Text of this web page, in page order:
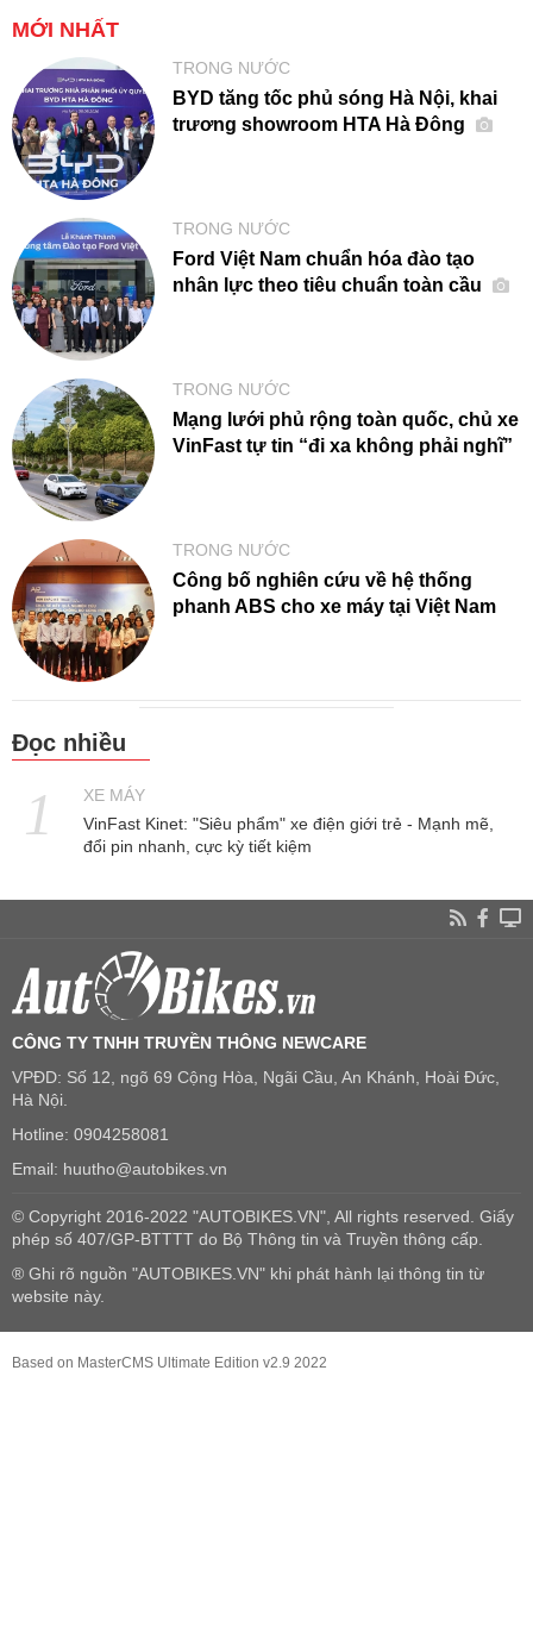
MỚI NHẤT
TRONG NƯỚC
BYD tăng tốc phủ sóng Hà Nội, khai
trương showroom HTA Hà Đông
TRONG NƯỚC
Ford Việt Nam chuẩn hóa đào tạo
nhân lực theo tiêu chuẩn toàn cầu
TRONG NƯỚC
Mạng lưới phủ rộng toàn quốc, chủ xe
VinFast tự tin “đi xa không phải nghĩ”
TRONG NƯỚC
Công bố nghiên cứu về hệ thống
phanh ABS cho xe máy tại Việt Nam
Đọc nhiều
XE MÁY
VinFast Kinet: "Siêu phẩm" xe điện giới trẻ - Mạnh mẽ,
đổi pin nhanh, cực kỳ tiết kiệm
CÔNG TY TNHH TRUYỀN THÔNG NEWCARE
VPĐD: Số 12, ngõ 69 Cộng Hòa, Ngãi Cầu, An Khánh, Hoài Đức,
Hà Nội.
Hotline: 0904258081
Email: huutho@autobikes.vn
© Copyright 2016-2022 "AUTOBIKES.VN", All rights reserved. Giấy
phép số 407/GP-BTTTT do Bộ Thông tin và Truyền thông cấp.
® Ghi rõ nguồn "AUTOBIKES.VN" khi phát hành lại thông tin từ
website này.
Based on MasterCMS Ultimate Edition v2.9 2022